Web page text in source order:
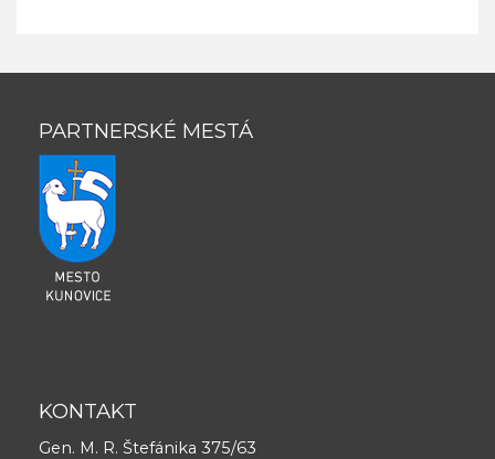
PARTNERSKÉ MESTÁ
KONTAKT
Gen. M. R. Štefánika 375/63